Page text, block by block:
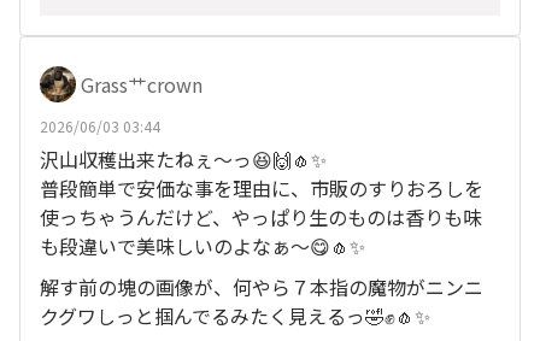
Grass艹crown
2026/06/03 03:44
沢山収穫出来たねぇ〜っ😆🙌🧄✨
普段簡単で安価な事を理由に、市販のすりおろしを
使っちゃうんだけど、やっぱり生のものは香りも味
も段違いで美味しいのよなぁ〜😋🧄✨
解す前の塊の画像が、何やら７本指の魔物がニンニ
クグワしっと掴んでるみたく見えるっ🤣✊🧄✨